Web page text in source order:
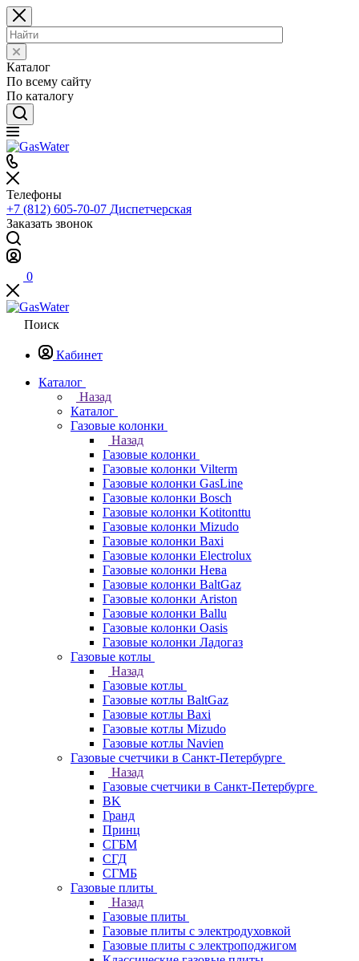
Каталог
По всему сайту
По каталогу
Телефоны
+7 (812) 605-70-07 Диспетчерская
Заказать звонок
0
Поиск
Кабинет
Каталог
Назад
Каталог
Газовые колонки
Назад
Газовые колонки
Газовые колонки Vilterm
Газовые колонки GasLine
Газовые колонки Bosch
Газовые колонки Kotitonttu
Газовые колонки Mizudo
Газовые колонки Baxi
Газовые колонки Electrolux
Газовые колонки Нева
Газовые колонки BaltGaz
Газовые колонки Ariston
Газовые колонки Ballu
Газовые колонки Oasis
Газовые колонки Ладогаз
Газовые котлы
Назад
Газовые котлы
Газовые котлы BaltGaz
Газовые котлы Baxi
Газовые котлы Mizudo
Газовые котлы Navien
Газовые счетчики в Санкт-Петербурге
Назад
Газовые счетчики в Санкт-Петербурге
BK
Гранд
Принц
СГБМ
СГД
СГМБ
Газовые плиты
Назад
Газовые плиты
Газовые плиты с электродуховкой
Газовые плиты с электроподжигом